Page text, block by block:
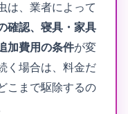
は、業者によって
確認、寝具・家具
加費用の条件が変
く場合は、料金だ
こまで駆除するの